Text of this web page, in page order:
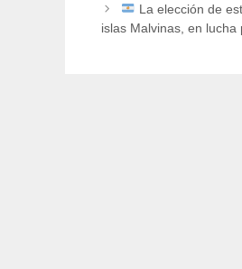
La elección de
islas Malvinas, en